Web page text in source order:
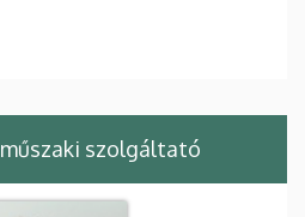
műszaki szolgáltató